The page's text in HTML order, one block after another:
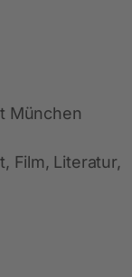
München
Film, Literatur,